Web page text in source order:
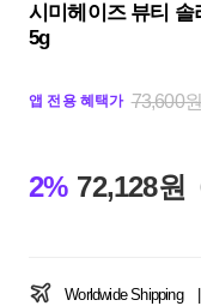
시미헤이즈 뷰티 솔
5g
앱 전용 혜택가 73,600원
2% 72,128원
Worldwide Shipping